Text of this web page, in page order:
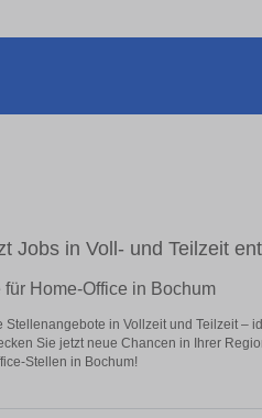
Jobs in Voll- und Teilzeit
Home-Office in Bochum
in Vollzeit und Teilzeit –
Sie jetzt neue Chancen in Ihrer
Stellen in Bochum!